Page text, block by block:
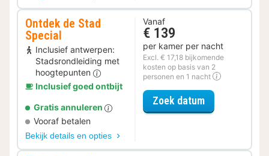
Ontdek de Stad
Special
Inclusief antwerpen:
Stadsrondleiding met
hoogtepunten
Inclusief goed ontbijt
Gratis annuleren
Vooraf betalen
Bekijk details en opties
Vanaf
€ 139
per kamer per nacht
Excl. € 17,18 bijkomende
kosten op basis van 2
personen en 1 nacht
Zoek datumvoor Ontdek